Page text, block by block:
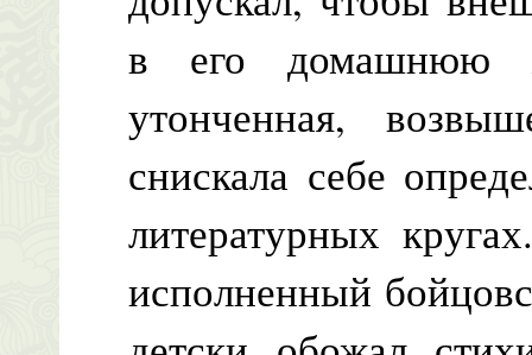
в его домашнюю
утонченная,
снискала себе
литературных
исполненный